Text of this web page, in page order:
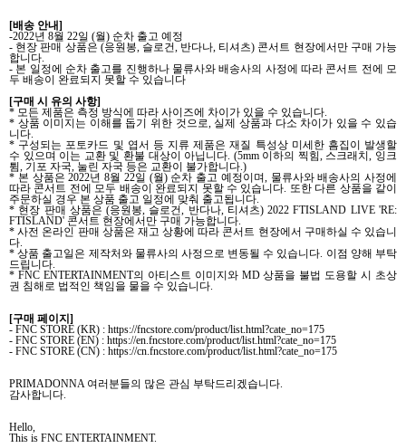
[배송 안내]
-2022년 8월 22일 (월) 순차 출고 예정
- 현장 판매 상품은 (응원봉, 슬로건, 반다나, 티셔츠) 콘서트 현장에서만 구매 가능
합니다.
- 본 일정에 순차 출고를 진행하나 물류사와 배송사의 사정에 따라 콘서트 전에 모
두 배송이 완료되지 못할 수 있습니다
[구매 시 유의 사항]
* 모든 제품은 측정 방식에 따라 사이즈에 차이가 있을 수 있습니다.
* 상품 이미지는 이해를 돕기 위한 것으로, 실제 상품과 다소 차이가 있을 수 있습
니다.
* 구성되는 포토카드 및 엽서 등 지류 제품은 재질 특성상 미세한 흠집이 발생할
수 있으며 이는 교환 및 환불 대상이 아닙니다. (5mm 이하의 찍힘, 스크래치, 잉크
튐, 기포 자국, 눌린 자국 등은 교환이 불가합니다.)
* 본 상품은 2022년 8월 22일 (월) 순차 출고 예정이며, 물류사와 배송사의 사정에
따라 콘서트 전에 모두 배송이 완료되지 못할 수 있습니다. 또한 다른 상품을 같이
주문하실 경우 본 상품 출고 일정에 맞춰 출고됩니다.
* 현장 판매 상품은 (응원봉, 슬로건, 반다나, 티셔츠) 2022 FTISLAND LIVE 'RE:
FTISLAND' 콘서트 현장에서만 구매 가능합니다.
*사전 온라인 판매 상품은 재고 상황에 따라 콘서트 현장에서 구매하실 수 있습니
다.
*상품 출고일은 제작처와 물류사의 사정으로 변동될 수 있습니다. 이점 양해 부탁
드립니다.
* FNC ENTERTAINMENT의 아티스트 이미지와MD상품을 불법 도용할 시 초상
권 침해로 법적인 책임을 물을 수 있습니다.
[구매 페이지 ]
- FNC STORE (KR) : https://fncstore.com/product/list.html?cate_no=175
- FNC STORE (EN) : https://en.fncstore.com/product/list.html?cate_no=175
- FNC STORE (CN) : https://cn.fncstore.com/product/list.html?cate_no=175
PRIMADONNA 여러분들의 많은 관심 부탁드리겠습니다.
감사합니다.
Hello,
This is FNC ENTERTAINMENT.